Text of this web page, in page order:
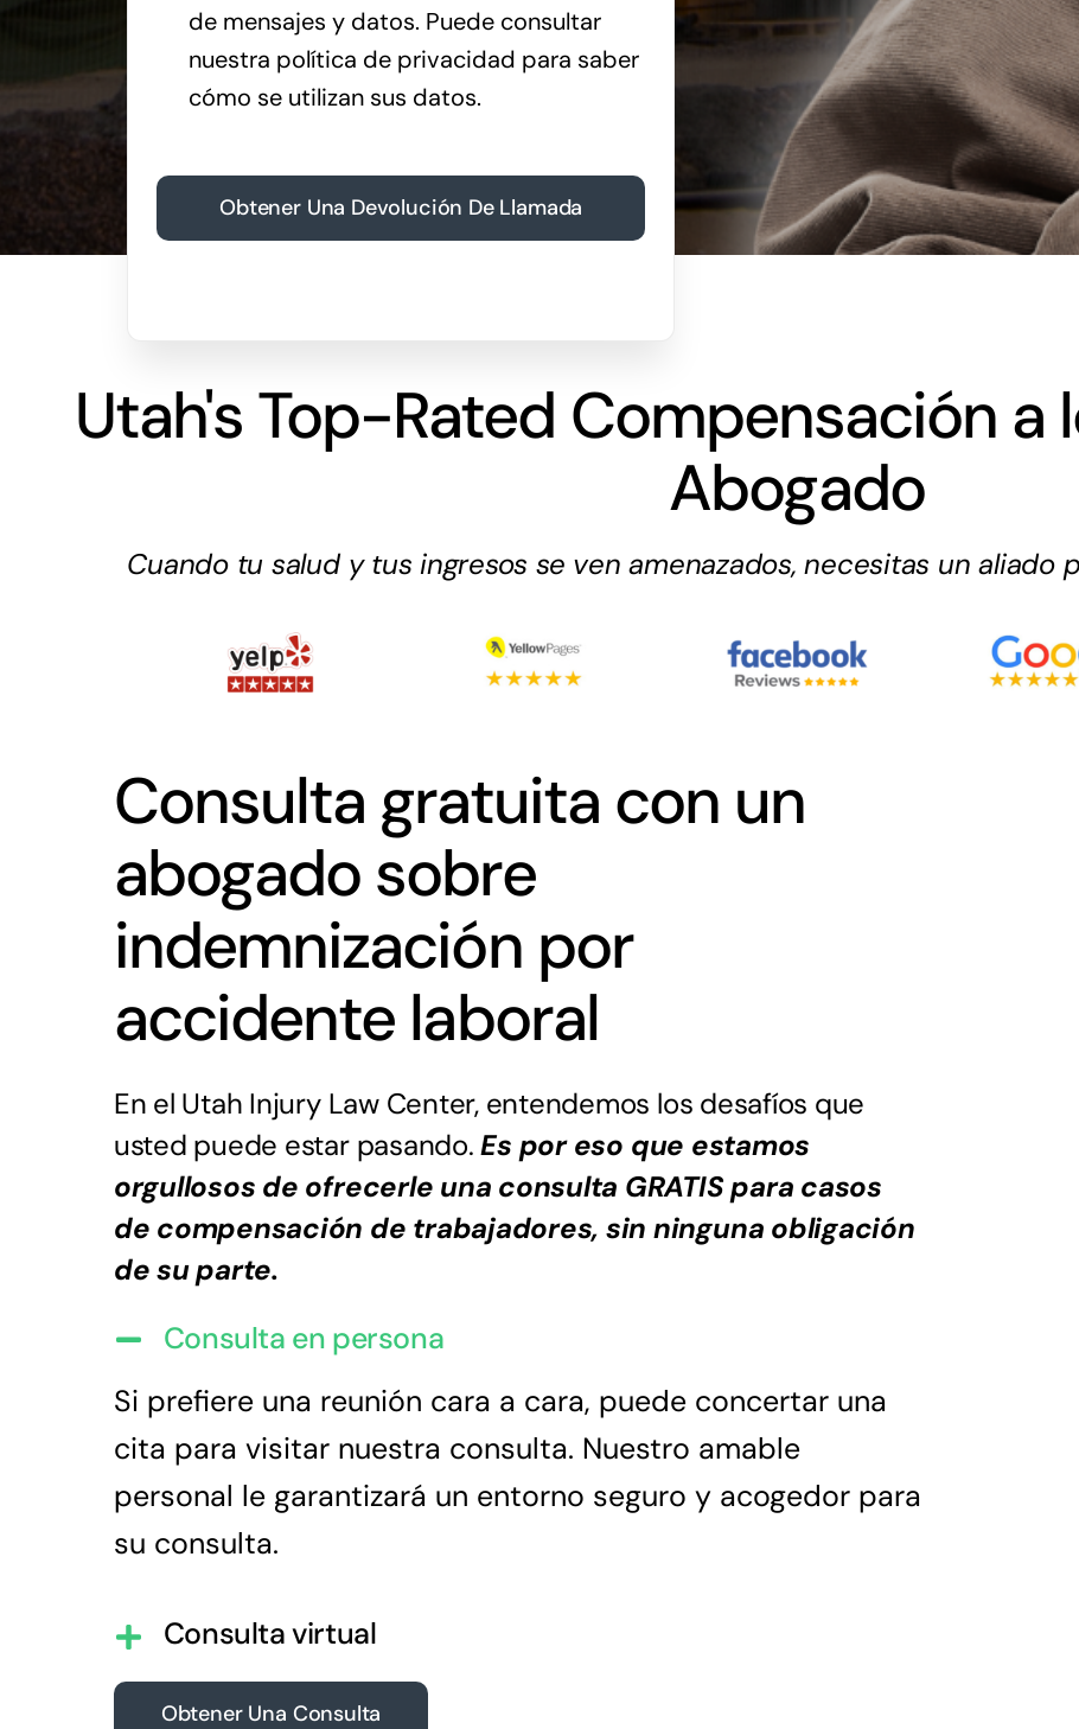
de mensajes y datos. Puede consultar
nuestra política de privacidad para saber
cómo se utilizan sus datos.
Obtener Una Devolución De Llamada
Utah's Top-Rated Compensación a
Abogado
Cuando tu salud y tus ingresos se ven amenazados, necesitas un aliado
Consulta gratuita con un
abogado sobre
indemnización por
accidente laboral
En el Utah Injury Law Center, entendemos los desafíos que
usted puede estar pasando.Es por eso que estamos
orgullosos de ofrecerle una consulta GRATIS para casos
de compensación de trabajadores, sin ninguna obligación
de su parte.
Consulta en persona
Si prefiere una reunión cara a cara, puede concertar una
cita para visitar nuestra consulta. Nuestro amable
personal le garantizará un entorno seguro y acogedor para
su consulta.
Consulta virtual
Obtener Una Consulta